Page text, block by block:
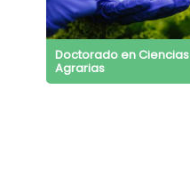
Doctorado en Ciencias
Agrarias